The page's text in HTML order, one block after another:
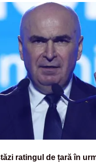
ratingul de țară în